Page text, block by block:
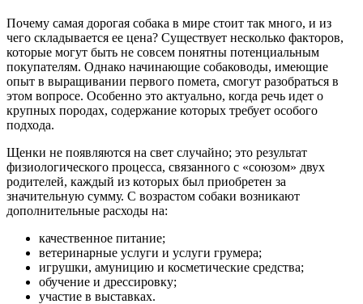
Почему самая дорогая собака в мире стоит так много, и из
чего складывается ее цена? Существует несколько факторов,
которые могут быть не совсем понятны потенциальным
покупателям. Однако начинающие собаководы, имеющие
опыт в выращивании первого помета, смогут разобраться в
этом вопросе. Особенно это актуально, когда речь идет о
крупных породах, содержание которых требует особого
подхода.
Щенки не появляются на свет случайно; это результат
физиологического процесса, связанного с «союзом» двух
родителей, каждый из которых был приобретен за
значительную сумму. С возрастом собаки возникают
дополнительные расходы на:
качественное питание;
ветеринарные услуги и услуги грумера;
игрушки, амуницию и косметические средства;
обучение и дрессировку;
участие в выставках.